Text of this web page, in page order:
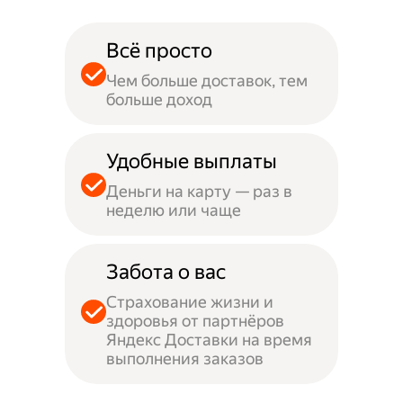
Всё просто
Чем больше доставок, тем
больше доход
Удобные выплаты
Деньги на карту — раз в
неделю или чаще
Забота о вас
Страхование жизни и
здоровья от партнёров
Яндекс Доставки на время
выполнения заказов